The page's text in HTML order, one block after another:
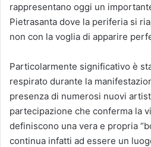
rappresentano oggi un
Pietrasanta dove la periferia si
non con la voglia di apparire
Particolarmente significativo è
respirato durante la
presenza di numerosi nuovi
partecipazione che conferma la
definiscono una vera e propria
continua infatti ad essere un